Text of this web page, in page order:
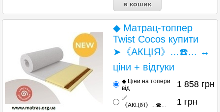
◆ Матрац-топпер
Twist Cocos купити
➤《АКЦІЯ》...☎️... ↔
ціни + відгуки
◆ Ціни на топери
від
1 858 грн
✅
《АКЦІЯ》...☎...
1 грн